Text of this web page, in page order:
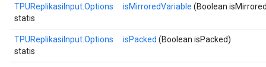
TPUReplikasiInput.Options
statis
isMirroredVariable (Boolean
TPUReplikasiInput.Options
statis
isPacked (Boolean isPacked)